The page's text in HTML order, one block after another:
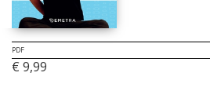
PDF
€ 9,99